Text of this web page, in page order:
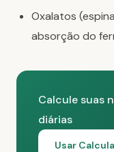
Oxalatos
absorção do
Calcule suas
diárias
Usar